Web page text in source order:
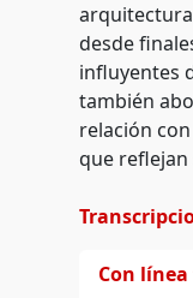
desde
influyentes
también
relación
que
Con